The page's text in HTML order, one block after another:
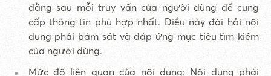
đằng sau mỗi truy vấn của người dùng để cung
cấp thông tin phù hợp nhất. Điều này đòi hỏi nội
dung phải bám sát và đáp ứng mục tiêu tìm kiếm
của người dùng.
Mức độ liên quan của nội dung: Nội dung phải